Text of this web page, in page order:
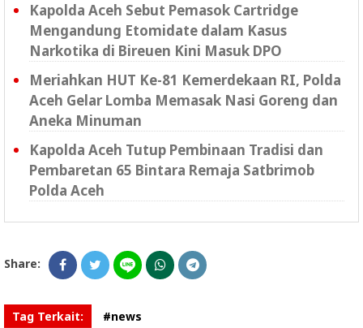
Kapolda Aceh Sebut Pemasok Cartridge
Mengandung Etomidate dalam Kasus
Narkotika di Bireuen Kini Masuk DPO
Meriahkan HUT Ke-81 Kemerdekaan RI, Polda
Aceh Gelar Lomba Memasak Nasi Goreng dan
Aneka Minuman
Kapolda Aceh Tutup Pembinaan Tradisi dan
Pembaretan 65 Bintara Remaja Satbrimob
Polda Aceh
Share:
Tag Terkait: #news